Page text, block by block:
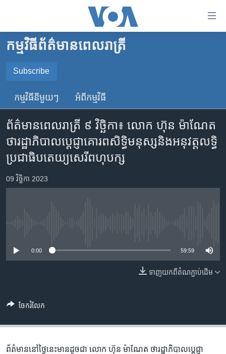
គេហទំព័រ​
ទាក់ទង
រំលង​
ទំព័រ​
ព័ត៌មាន​​
តែ​
ម្តង
រំលង​
និង​
រំលង​
កាន់​
ស្វែង​
កម្ពុជា
អន្តរជាតិ
ចិន
ហេឡូវីអូអេ
កម្ពុជាច្នៃប្រតិដ្ឋ
ព្រឹត្តិការណ៍ព័ត៌មាន
ទូរទស្សន៍ / វីដេអូ​
កម្មវិធី​ព័ត៌មាន​ពេលរាត្រី
Subscribe
SUBSCRIBE
YouTube Music
Spotify
កម្មវិធី​នីមួយៗ អំពី​កម្មវិធី​
ព័ត៌មានពេលរាត្រី ៩ វិច្ឆិកា៖ លោក ហ៊ុន ម៉ាណែត
ថា​រដ្ឋាភិបាល​ប្តេជ្ញា​គោរព​សិទ្ធិ​មនុស្ស​និង​អនុវត្ត​លទ្ធិ
ប្រជាធិបតេយ្យ​សេរី​ពហុបក្ស
09 វិច្ឆិកា 2023
0:00 59:59
ទាញ​យក​ពី​តំណភ្ជាប់​ដើម
ចែករំលែក
ព័ត៌មាន​នៅ​ថ្ងៃនេះ​មានដូចជា លោក ហ៊ុន ម៉ាណែត ថា​រដ្ឋាភិបាល​ប្តេជ្ញា​